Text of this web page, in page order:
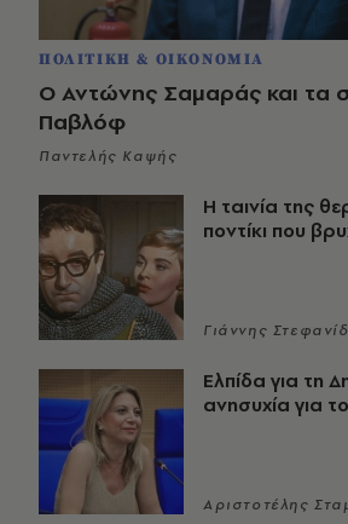
ΠΟΛΙΤΙΚΗ & ΟΙΚΟΝΟΜΙΑ
Ο Αντώνης Σαμαράς και τα
Παβλόφ
Παντελής Καψής
Η ταινία της
ποντίκι που
Γιάννης
Ελπίδα για τη
ανησυχία για
Αριστοτέλης